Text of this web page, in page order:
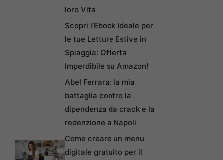
loro Vita
Scopri l’Ebook Ideale per
le tue Letture Estive in
Spiaggia: Offerta
Imperdibile su Amazon!
Abel Ferrara: la mia
battaglia contro la
dipendenza da crack e la
redenzione a Napoli
Come creare un menu
digitale gratuito per il